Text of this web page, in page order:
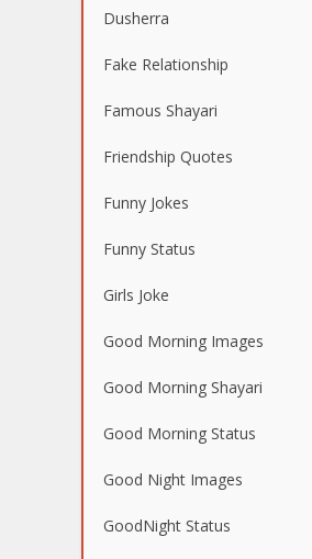
Dusherra
Fake Relationship
Famous Shayari
Friendship Quotes
Funny Jokes
Funny Status
Girls Joke
Good Morning Images
Good Morning Shayari
Good Morning Status
Good Night Images
GoodNight Status